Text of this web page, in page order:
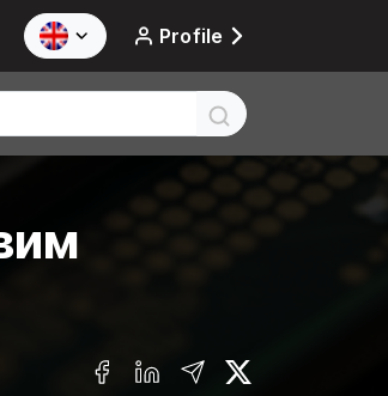
Profile